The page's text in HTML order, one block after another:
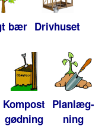
bær Drivhuset
Kompost
gødning
Planlæg-
ning